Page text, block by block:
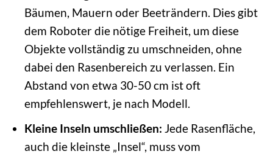
Bäumen, Mauern oder Beeträndern. Dies gibt
dem Roboter die nötige Freiheit, um diese
Objekte vollständig zu umschneiden, ohne
dabei den Rasenbereich zu verlassen. Ein
Abstand von etwa 30-50 cm ist oft
empfehlenswert, je nach Modell.
Kleine Inseln umschließen: Jede Rasenfläche,
auch die kleinste „Insel“, muss vom